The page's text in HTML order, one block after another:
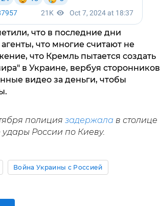
что в последние дни
что многие считают не
что Кремль пытается создать
в Украине, вербуя сторонников
видео за деньги, чтобы
полиция задержала в столице
России по Киеву.
Война Украины с Россией